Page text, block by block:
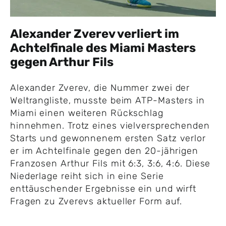
Alexander Zverev verliert im
Achtelfinale des Miami Masters
gegen Arthur Fils
Alexander Zverev, die Nummer zwei der
Weltrangliste, musste beim ATP-Masters in
Miami einen weiteren Rückschlag
hinnehmen. Trotz eines vielversprechenden
Starts und gewonnenem ersten Satz verlor
er im Achtelfinale gegen den 20-jährigen
Franzosen Arthur Fils mit 6:3, 3:6, 4:6. Diese
Niederlage reiht sich in eine Serie
enttäuschender Ergebnisse ein und wirft
Fragen zu Zverevs aktueller Form auf.